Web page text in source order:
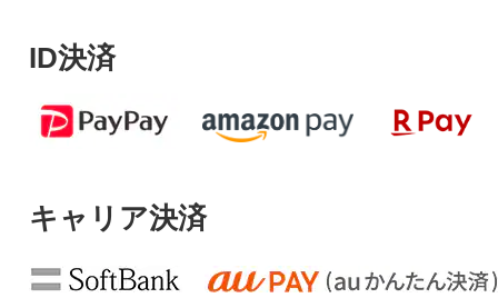
ID決済
キャリア決済